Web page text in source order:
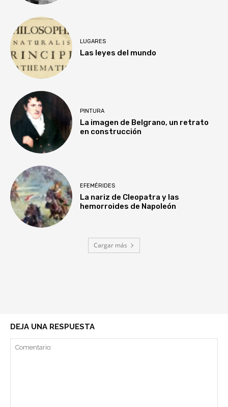
LUGARES
Las leyes del mundo
PINTURA
La imagen de Belgrano, un retrato
en construcción
EFEMÉRIDES
La nariz de Cleopatra y las
hemorroides de Napoleón
Cargar más
DEJA UNA RESPUESTA